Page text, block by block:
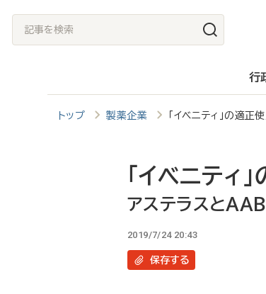
記
事
行
トップ 製薬企業 「イベニティ」の適
「イベニティ
アステラスと
2019/7/24 20:43
保存する